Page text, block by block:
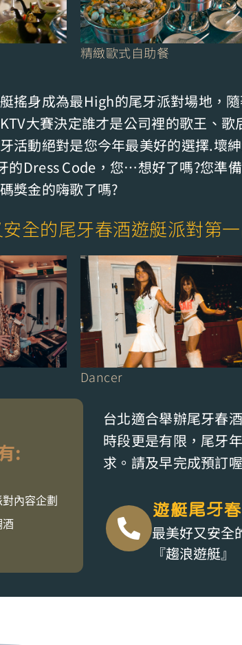
精緻歐式自助餐
搖身成為最High的尾牙派對場地，
大賽決定誰才是公司裡的歌王、
活動絕對是您今年最美好的選擇.壞
的Dress Code，您…想好了嗎?您準
獎金的嗨歌了嗎?
全的尾牙春酒遊艇派對第
Dancer
:
內容企劃
酒
台北適合舉辦尾牙春
時段更是有限，尾牙
求。請及早完成預訂
遊艇尾牙
最美好又安全
『趨浪遊艇』